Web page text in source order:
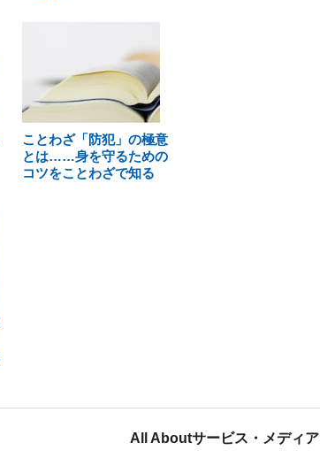
ことわざ「防犯」の極意
とは……身を守るための
コツをことわざで知る
All Aboutサービス・メディア